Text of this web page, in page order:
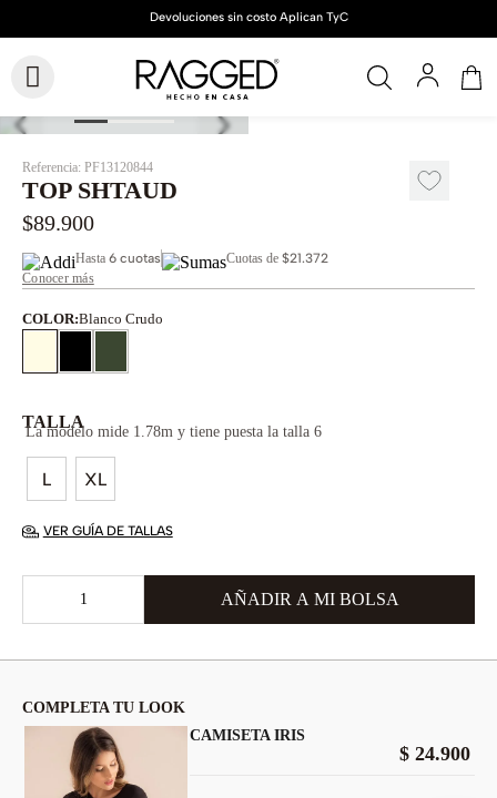
Referencia: PF13120844
TOP SHTAUD
$89.900
Hasta 6 cuotas Cuotas de $21.372
Conocer más
COLOR:Blanco Crudo
TALLA
L XL
La modelo mide 1.78m y tiene puesta la talla 6
VER GUÍA DE TALLAS
COMPLETA TU LOOK
CAMISETA IRIS
$ 24.900